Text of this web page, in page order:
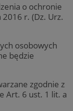
o ochronie
r. (Dz. Urz.
osobowych
będzie
zgodnie z
Art. 6 ust. 1 lit. a